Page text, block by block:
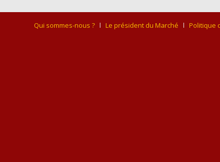
Qui sommes-nous ? Le président du Marché Politique